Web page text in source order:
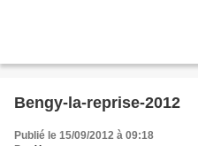
Bengy-la-reprise-2012
Publié le 15/09/2012 à 09:18